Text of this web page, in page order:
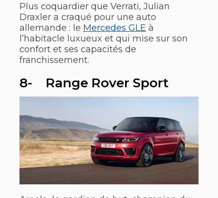
Plus coquardier que Verrati, Julian
Draxler a craqué pour une auto
allemande : le Mercedes GLE à
l’habitacle luxueux et qui mise sur son
confort et ses capacités de
franchissement.
8- Range Rover Sport